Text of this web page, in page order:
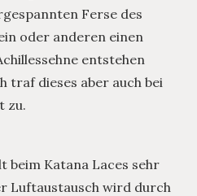
Ferse des
oder anderen einen
entstehen
traf dieses aber auch bei
zu.
beim Katana Laces sehr
Luftaustausch wird durch